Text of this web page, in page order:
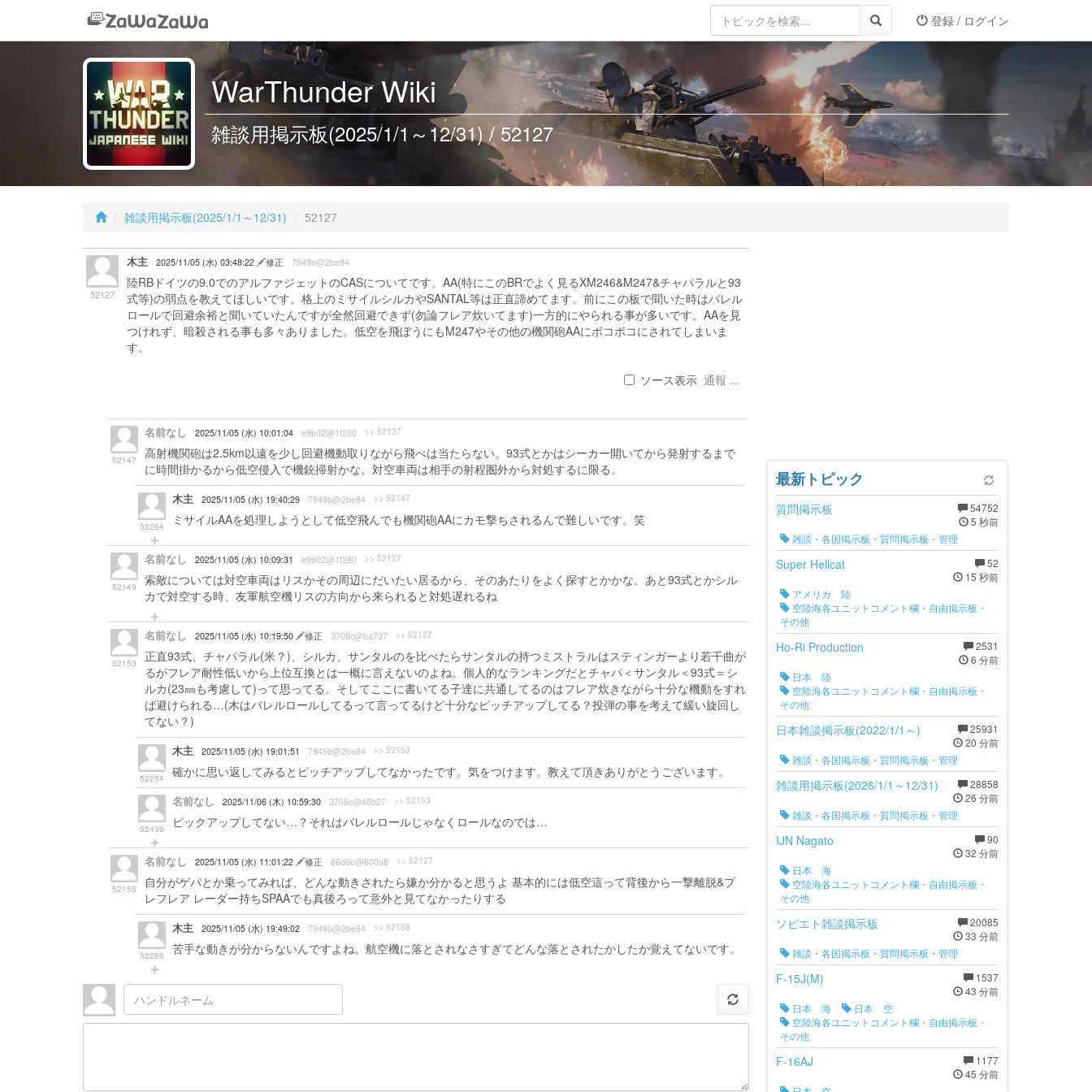
登録 / ログイン
WarThunder Wiki
雑談用掲示板(2025/1/1～12/31) / 52127
雑談用掲示板(2025/1/1～12/31) 52127
52127
木主 2025/11/05 (水) 03:48:22 修正 7949b@2be94
陸RBドイツの9.0でのアルファジェットのCASについてです。AA(特にこのBRでよく見るXM246&M247&チャパラルと93
式等)の弱点を教えてほしいです。格上のミサイルシルカやSANTAL等は正直諦めてます。前にこの板で聞いた時はバレル
ロールで回避余裕と聞いていたんですが全然回避できず(勿論フレア炊いてます)一方的にやられる事が多いです。AAを見
つけれず、暗殺される事も多々ありました。低空を飛ぼうにもM247やその他の機関砲AAにボコボコにされてしまいま
す。
ソース表示 通報 ...
52147
名前なし 2025/11/05 (水) 10:01:04 e9b02@1f280 >> 52127
高射機関砲は2.5km以遠を少し回避機動取りながら飛べは当たらない。93式とかはシーカー開いてから発射するまで
に時間掛かるから低空侵入で機銃掃射かな。対空車両は相手の射程圏外から対処するに限る。
52264
木主 2025/11/05 (水) 19:40:29 7949b@2be94 >> 52147
ミサイルAAを処理しようとして低空飛んでも機関砲AAにカモ撃ちされるんで難しいです。笑
52149
名前なし 2025/11/05 (水) 10:09:31 e9b02@1f280 >> 52127
索敵については対空車両はリスかその周辺にだいたい居るから、そのあたりをよく探すとかかな。あと93式とかシル
カで対空する時、友軍航空機リスの方向から来られると対処遅れるね
52153
名前なし 2025/11/05 (水) 10:19:50 修正 3706c@ba737 >> 52127
正直93式、チャパラル(米？)、シルカ、サンタルのを比べたらサンタルの持つミストラルはスティンガーより若干曲が
るがフレア耐性低いから上位互換とは一概に言えないのよね。個人的なランキングだとチャパ＜サンタル＜93式＝シ
ルカ(23㎜も考慮して)って思ってる。そしてここに書いてる子達に共通してるのはフレア炊きながら十分な機動をすれ
ば避けられる…(木はバレルロールしてるって言ってるけど十分なピッチアップしてる？投弾の事を考えて緩い旋回し
てない？)
52254
木主 2025/11/05 (水) 19:01:51 7949b@2be94 >> 52153
確かに思い返してみるとピッチアップしてなかったです。気をつけます。教えて頂きありがとうございます。
52436
名前なし 2025/11/06 (木) 10:59:30 3706c@46b27 >> 52153
ピックアップしてない…？それはバレルロールじゃなくロールなのでは…
52158
名前なし 2025/11/05 (水) 11:01:22 修正 86d6b@600a8 >> 52127
自分がゲパとか乗ってみれば、どんな動きされたら嫌か分かると思うよ 基本的には低空這って背後から一撃離脱&プ
レフレア レーダー持ちSPAAでも真後ろって意外と見てなかったりする
52266
木主 2025/11/05 (水) 19:49:02 7949b@2be94 >> 52158
苦手な動きが分からないんですよね。航空機に落とされなさすぎてどんな落とされたかしたか覚えてないです。
最新トピック
54752
5 秒前
質問掲示板
雑談・各国掲示板・質問掲示板・管理
52
15 秒前
Super Hellcat
アメリカ 陸
空陸海各ユニットコメント欄・自由掲示板・
その他
2531
6 分前
Ho-Ri Production
日本 陸
空陸海各ユニットコメント欄・自由掲示板・
その他
25931
20 分前
日本雑談掲示板(2022/1/1～)
雑談・各国掲示板・質問掲示板・管理
28858
26 分前
雑談用掲示板(2026/1/1～12/31)
雑談・各国掲示板・質問掲示板・管理
90
32 分前
IJN Nagato
日本 海
空陸海各ユニットコメント欄・自由掲示板・
その他
20085
33 分前
ソビエト雑談掲示板
雑談・各国掲示板・質問掲示板・管理
1537
43 分前
F-15J(M)
日本 海
日本 空
空陸海各ユニットコメント欄・自由掲示板・
その他
1177
45 分前
F-16AJ